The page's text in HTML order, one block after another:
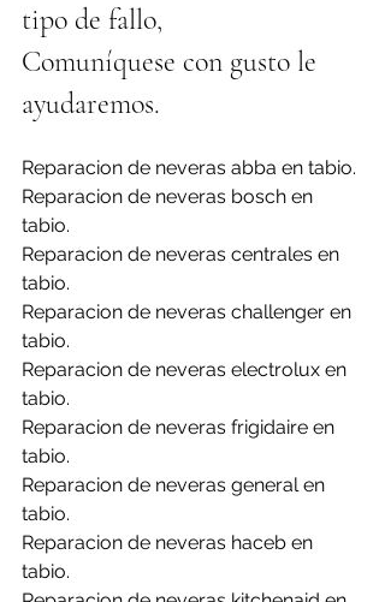
tipo de fallo,
Comuníquese con gusto le
ayudaremos.
Reparacion de neveras abba en tabio.
Reparacion de neveras bosch en
tabio.
Reparacion de neveras centrales en
tabio.
Reparacion de neveras challenger en
tabio.
Reparacion de neveras electrolux en
tabio.
Reparacion de neveras frigidaire en
tabio.
Reparacion de neveras general en
tabio.
Reparacion de neveras haceb en
tabio.